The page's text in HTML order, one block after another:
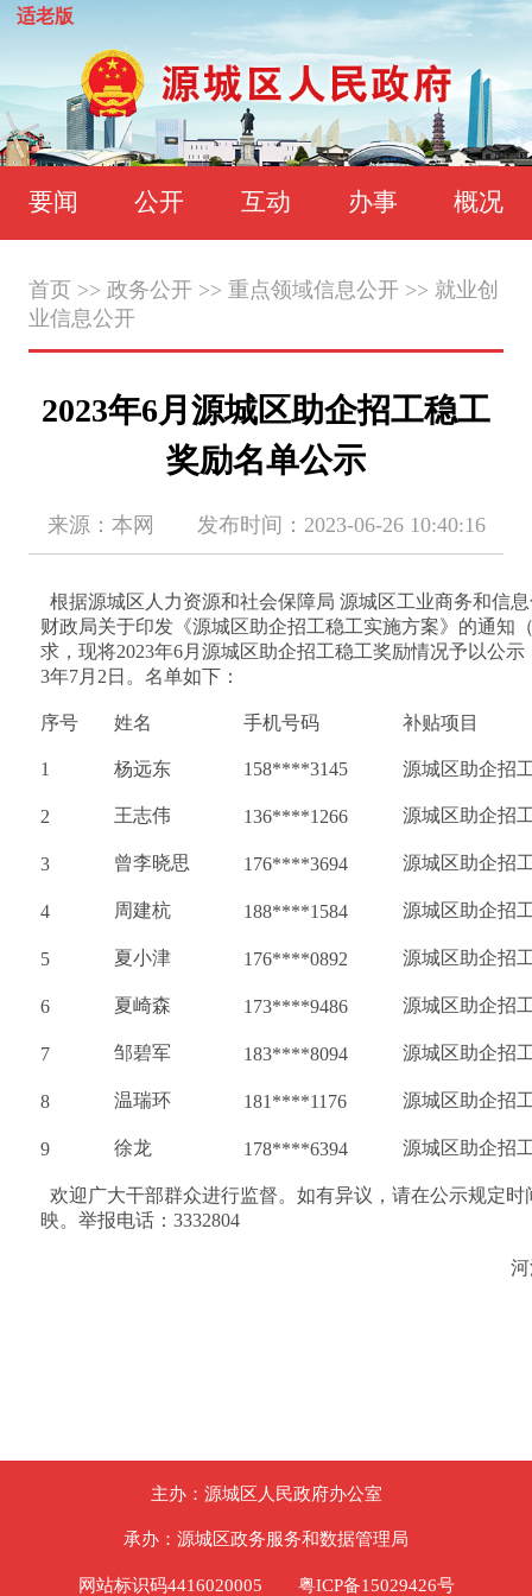
适老版
要闻 公开 互动 办事 概况
首页 >> 政务公开>> 重点领域信息公开>> 就业创
业信息公开
2023年6月源城区助企招工稳工
奖励名单公示
来源：本网 发布时间：2023-06-26 10:40:16
根据源城区人力资源和社会保障局 源城区工业商务和信
财政局关于印发《源城区助企招工稳工实施方案》的通知
求，现将2023年6月源城区助企招工稳工奖励情况予以公示
3年7月2日。名单如下：
序号 姓名 手机号码 补贴项目
1 杨远东 158****3145 源城区助企招
2 王志伟 136****1266 源城区助企招
3 曾李晓思 176****3694 源城区助企招
4 周建杭 188****1584 源城区助企招
5 夏小津 176****0892 源城区助企招
6 夏崎森 173****9486 源城区助企招
7 邹碧军 183****8094 源城区助企招
8 温瑞环 181****1176 源城区助企招
9 徐龙 178****6394 源城区助企招
欢迎广大干部群众进行监督。如有异议，请在公示规定
映。举报电话：3332804
河源市源
主办：源城区人民政府办公室
承办：源城区政务服务和数据管理局
网站标识码4416020005 粤ICP备15029426号